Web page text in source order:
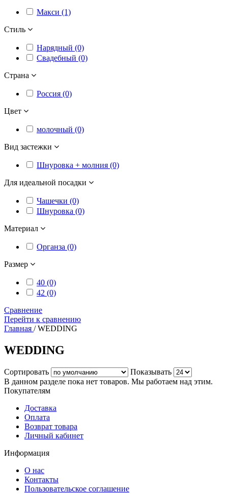
Макси (1)
Стиль
Нарядный (0)
Свадебный (0)
Страна
Россия (0)
Цвет
молочный (0)
Вид застежки
Шнуровка + молния (0)
Для идеальной посадки
Чашечки (0)
Шнуровка (0)
Материал
Органза (0)
Размер
40 (0)
42 (0)
Сравнение
Перейти к сравнению
Главная /WEDDING
WEDDING
Сортировать
Показывать
В данном разделе пока нет товаров. Мы работаем над этим.
Покупателям
Доставка
Оплата
Возврат товара
Личный кабинет
Информация
О нас
Контакты
Пользовательское соглашение